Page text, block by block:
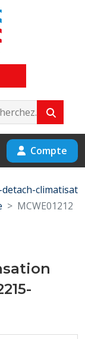
Compte
detach-climatisat
MCWE01212